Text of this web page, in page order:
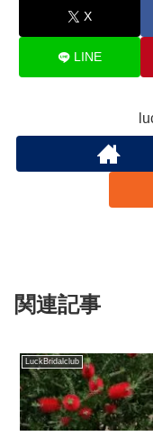
X
LINE
関連記事
LuckBridalclub